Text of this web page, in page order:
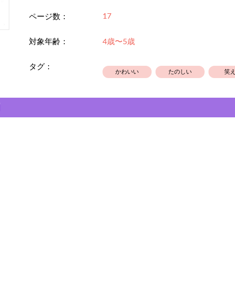
https://onl.sc/eAQp9k2
ページ数： 17
対象年齢： 4歳〜5歳
タグ：
かわいい たのしい 笑